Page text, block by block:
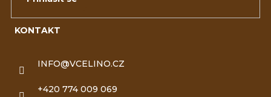
KONTAKT
INFO@VCELINO.CZ
+420 774 009 069